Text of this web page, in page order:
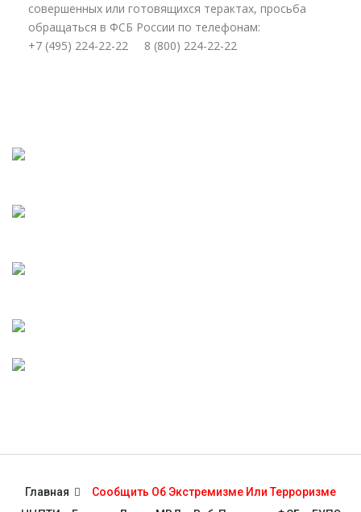
совершенных или готовящихся терактах, просьба
обращаться в ФСБ России по телефонам:
+7 (495) 224-22-22 8 (800) 224-22-22
Главная
Сообщить Об Экстремизме Или Терроризме